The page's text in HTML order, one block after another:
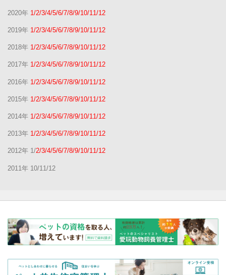
2020年 1/2/3/4/5/6/7/8/9/10/11/12
2019年 1/2/3/4/5/6/7/8/9/10/11/12
2018年 1/2/3/4/5/6/7/8/9/10/11/12
2017年 1/2/3/4/5/6/7/8/9/10/11/12
2016年 1/2/3/4/5/6/7/8/9/10/11/12
2015年 1/2/3/4/5/6/7/8/9/10/11/12
2014年 1/2/3/4/5/6/7/8/9/10/11/12
2013年 1/2/3/4/5/6/7/8/9/10/11/12
2012年 1/2/3/4/5/6/7/8/9/10/11/12
2011年 10/11/12